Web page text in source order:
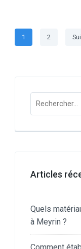
Pagination
des
Page
1 Page
2
Rechercher :
Articles
Quels
à Meyrin ?